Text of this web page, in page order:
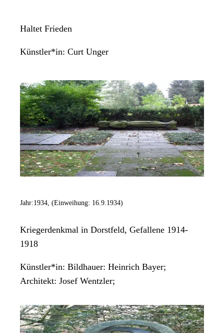
Haltet Frieden
Künstler*in: Curt Unger
Jahr:1934, (Einweihung: 16.9.1934)
Kriegerdenkmal in Dorstfeld, Gefallene 1914-
1918
Künstler*in: Bildhauer: Heinrich Bayer;
Architekt: Josef Wentzler;